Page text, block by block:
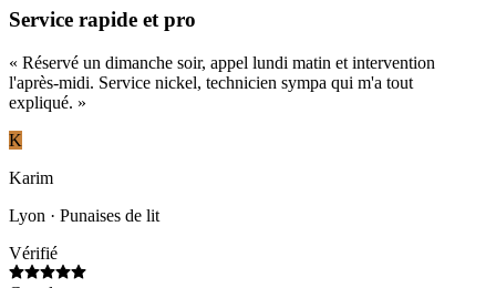
Service rapide et pro
« Réservé un dimanche soir, appel lundi matin et intervention
l'après-midi. Service nickel, technicien sympa qui m'a tout
expliqué. »
K
Karim
Lyon · Punaises de lit
Vérifié